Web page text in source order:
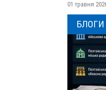
01 травня
БЛОГИ